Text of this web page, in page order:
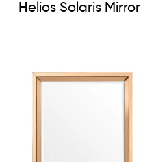
Helios Solaris Mirror